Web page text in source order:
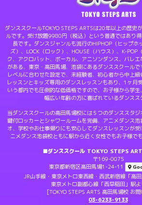
ダンススクールTOKYO STEPS ARTSは20年以上の歴史
ルです。受け放題9980円（税込）という普通ではあり
長です。ダンスジャンルも流行のHIPHOP（ヒップホ
ズ）、LOCK（ロック）、HOUSE（ハウス）、K-POP
ク、アクロバット、ボーカル、アニソンダンス、バレ
がある、東京・高田馬場、池袋にあるダンススクール
レベルに合わせた設定で、未経験者、初心者から中上
レッスンとキッズ専用のダンスレッスンもあり、1ヶ月
いう都内でも圧倒的な低価格ですので、お子様から学
幅広い年齢の方に喜ばれているダンスス
当ダンススクールの高田馬場校には５つのダンススタ
鍵付ロッカーとシャワールームを完備、アニメダンス
オ、学校やお仕事帰りにも安心してダンスレッスンが
ニメダンス池袋校ともに駅から近く女性でもお子様で
■ダンススクール TOKYO STEPS
〒169-0075
東京都新宿区高田馬場1-24-11
JR山手線・東京メトロ東西線・西武新宿線「高
東京メトロ副都心線「西早稲田」駅
[TOKYO STEPS ARTS 高田馬場校 お問
03-6233-9133